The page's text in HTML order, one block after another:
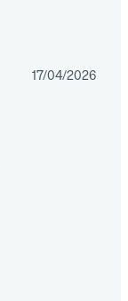
17/04/2026